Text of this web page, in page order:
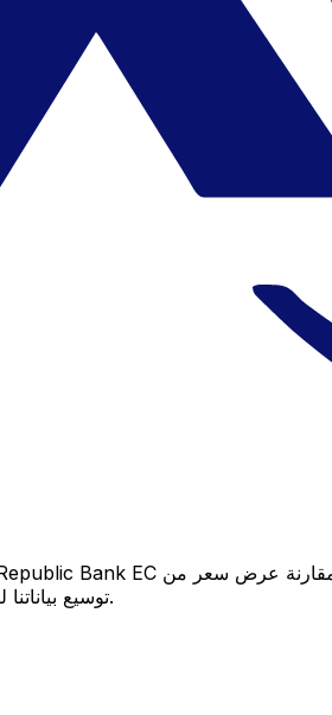
توسيع بياناتنا لتقديم المزيد من الأسعار.